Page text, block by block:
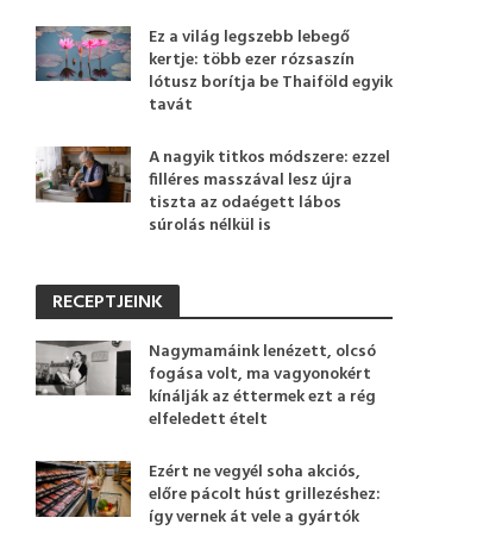
Ez a világ legszebb lebegő
kertje: több ezer rózsaszín
lótusz borítja be Thaiföld egyik
tavát
A nagyik titkos módszere: ezzel
filléres masszával lesz újra
tiszta az odaégett lábos
súrolás nélkül is
RECEPTJEINK
Nagymamáink lenézett, olcsó
fogása volt, ma vagyonokért
kínálják az éttermek ezt a rég
elfeledett ételt
Ezért ne vegyél soha akciós,
előre pácolt húst grillezéshez:
így vernek át vele a gyártók